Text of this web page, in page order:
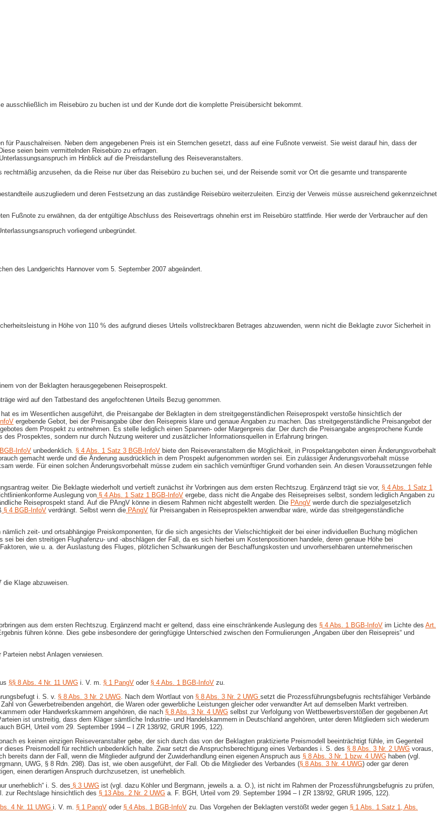
im Reisebüro zu buchen ist und der Kunde dort die komplette Preisübersicht bekommt.
für Pauschalreisen. Neben dem angegebenen Preis ist ein Sternchen gesetzt, dass auf eine Fußnote verweist. Sie weist darauf hin, dass der
seien beim vermittelnden Reisebüro zu erfragen.
im Hinblick auf die Preisdarstellung des Reiseveranstalters.
anzusehen, da die Reise nur über das Reisebüro zu buchen sei, und der Reisende somit vor Ort die gesamte und transparente
auszugliedern und deren Festsetzung an das zuständige Reisebüro weiterzuleiten. Einzig der Verweis müsse ausreichend gekennzeichnet
Fußnote zu erwähnen, da der entgültige Abschluss des Reisevertrags ohnehin erst im Reisebüro stattfinde. Hier werde der Verbraucher auf den
vorliegend unbegründet.
des Landgerichts Hannover vom 5. September 2007 abgeändert.
in Höhe von 110 % des aufgrund dieses Urteils vollstreckbaren Betrages abzuwenden, wenn nicht die Beklagte zuvor Sicherheit in
von der Beklagten herausgegebenen Reiseprospekt.
wird auf den Tatbestand des angefochtenen Urteils Bezug genommen.
es im Wesentlichen ausgeführt, die Preisangabe der Beklagten in dem streitgegenständlichen Reiseprospekt verstoße hinsichtlich der
ergebende Gebot, bei der Preisangabe über den Reisepreis klare und genaue Angaben zu machen. Das streitgegenständliche Preisangebot der
dem Prospekt zu entnehmen. Es stelle lediglich einen Spannen- oder Margenpreis dar. Der durch die Preisangabe angesprochene Kunde
Prospektes, sondern nur durch Nutzung weiterer und zusätzlicher Informationsquellen in Erfahrung bringen.
InfoV unbedenklich. § 4 Abs. 1 Satz 3 BGB-InfoV biete den Reiseveranstaltern die Möglichkeit, in Prospektangeboten einen Änderungsvorbehalt
gemacht werde und die Änderung ausdrücklich in dem Prospekt aufgenommen worden sei. Ein zulässiger Änderungsvorbehalt müsse
werde. Für einen solchen Änderungsvorbehalt müsse zudem ein sachlich vernünftiger Grund vorhanden sein. An diesen Voraussetzungen fehle
weiter. Die Beklagte wiederholt und vertieft zunächst ihr Vorbringen aus dem ersten Rechtszug. Ergänzend trägt sie vor, § 4 Abs. 1 Satz 1
Auslegung von § 4 Abs. 1 Satz 1 BGB-InfoV ergebe, dass nicht die Angabe des Reisepreises selbst, sondern lediglich Angaben zu
Reiseprospekt stand. Auf die PAngV könne in diesem Rahmen nicht abgestellt werden. Die PAngV werde durch die spezialgesetzlich
§ 4 BGB-InfoV verdrängt. Selbst wenn die PAngV für Preisangaben in Reiseprospekten anwendbar wäre, würde das streitgegenständliche
nämlich zeit- und ortsabhängige Preiskomponenten, für die sich angesichts der Vielschichtigkeit der bei einer individuellen Buchung möglichen
bei den streitigen Flughafenzu- und -abschlägen der Fall, da es sich hierbei um Kostenpositionen handele, deren genaue Höhe bei
wie u. a. der Auslastung des Fluges, plötzlichen Schwankungen der Beschaffungskosten und unvorhersehbaren unternehmerischen
Klage abzuweisen.
aus dem ersten Rechtszug. Ergänzend macht er geltend, dass eine einschränkende Auslegung des § 4 Abs. 1 BGB-InfoV im Lichte des Art.
führen könne. Dies gebe insbesondere der geringfügige Unterschied zwischen den Formulierungen „Angaben über den Reisepreis“ und
nebst Anlagen verwiesen.
§§ 8 Abs. 4 Nr. 11 UWG i. V. m. § 1 PangV oder § 4 Abs. 1 BGB-InfoV zu.
i. S. v. § 8 Abs. 3 Nr. 2 UWG . Nach dem Wortlaut von § 8 Abs. 3 Nr. 2 UWG setzt die Prozessführungsbefugnis rechtsfähiger Verbände
von Gewerbetreibenden angehört, die Waren oder gewerbliche Leistungen gleicher oder verwandter Art auf demselben Markt vertreiben.
oder Handwerkskammern angehören, die nach § 8 Abs. 3 Nr. 4 UWG selbst zur Verfolgung von Wettbewerbsverstößen der gegebenen Art
ist unstreitig, dass dem Kläger sämtliche Industrie- und Handelskammern in Deutschland angehören, unter deren Mitgliedern sich wiederum
BGH, Urteil vom 29. September 1994 – I ZR 138/92, GRUR 1995, 122).
es keinen einzigen Reiseveranstalter gebe, der sich durch das von der Beklagten praktizierte Preismodell beeinträchtigt fühle, im Gegenteil
Preismodell für rechtlich unbedenklich halte. Zwar setzt die Anspruchsberechtigung eines Verbandes i. S. des § 8 Abs. 3 Nr. 2 UWG voraus,
dann der Fall, wenn die Mitglieder aufgrund der Zuwiderhandlung einen eigenen Anspruch aus § 8 Abs. 3 Nr. 1 bzw. 4 UWG haben (vgl.
UWG, § 8 Rdn. 298). Das ist, wie oben ausgeführt, der Fall. Ob die Mitglieder des Verbandes (§ 8 Abs. 3 Nr. 4 UWG) oder gar deren
einen derartigen Anspruch durchzusetzen, ist unerheblich.
unerheblich“ i. S. des § 3 UWG ist (vgl. dazu Köhler und Bergmann, jeweils a. a. O.), ist nicht im Rahmen der Prozessführungsbefugnis zu prüfen,
zur Rechtslage hinsichtlich des § 13 Abs. 2 Nr. 2 UWG a. F. BGH, Urteil vom 29. September 1994 – I ZR 138/92, GRUR 1995, 122).
4 Nr. 11 UWG i. V. m. § 1 PangV oder § 4 Abs. 1 BGB-InfoV zu. Das Vorgehen der Beklagten verstößt weder gegen § 1 Abs. 1 Satz 1, Abs.